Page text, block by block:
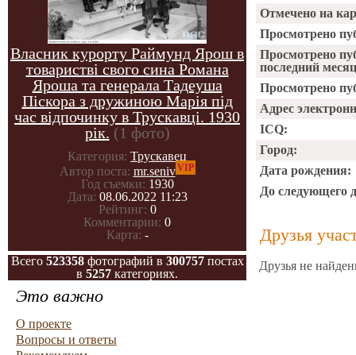
Власник курорту Раймунд Ярош в
товаристві свого сина Романа
Яроша та генерала Тадеуша
Піскора з дружиною Марія під
час відпочинку в Трускавці. 1930
рік. (1 фото)
Категория: Трускавец
Автор поста: mr.senivVIP
Год съемки: 1930
Дата: 08.06.2022 11:23
Рейтинг: 0
Комментарии: 0
Карта: -
Всего 523358фотографий в 300757постах
в 5257 категориях.
Это важно
О проекте
Вопросы и ответы
Отмечено на
Просмотрено
Просмотрено
последний
Просмотрено
Адрес
ICQ:
Город:
Дата рождения:
До следующего
Друзья
Друзья не